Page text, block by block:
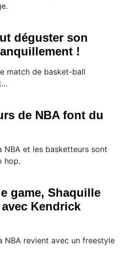
déguster son
!
match de basket-ball
de NBA font du
NBA et les basketteurs sont
hop.
game, Shaquille
Kendrick
NBA revient avec un freestyle